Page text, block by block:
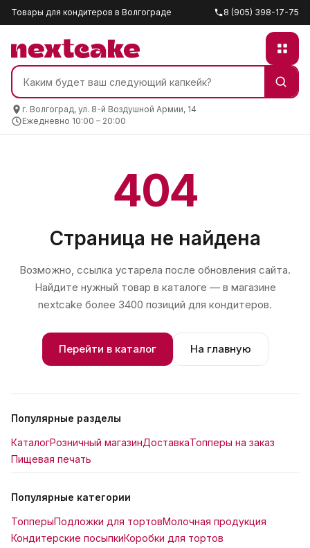
Товары для кондитеров в Волгограде 8 (905) 398-17-75
г. Волгоград, ул. 8-й Воздушной Армии, 14
Ежедневно 10:00 – 20:00
404
Страница не найдена
Возможно, ссылка устарела после обновления сайта.
Найдите нужный товар в каталоге — в магазине
nextcake более 3400 позиций для кондитеров.
Перейти в каталог На главную
Популярные разделы
КаталогРозничный магазинДоставкаТопперы на заказ
Пищевая печать
Популярные категории
ТопперыПодложки для тортовМолочная продукция
Кондитерские посыпкиКоробки для тортов